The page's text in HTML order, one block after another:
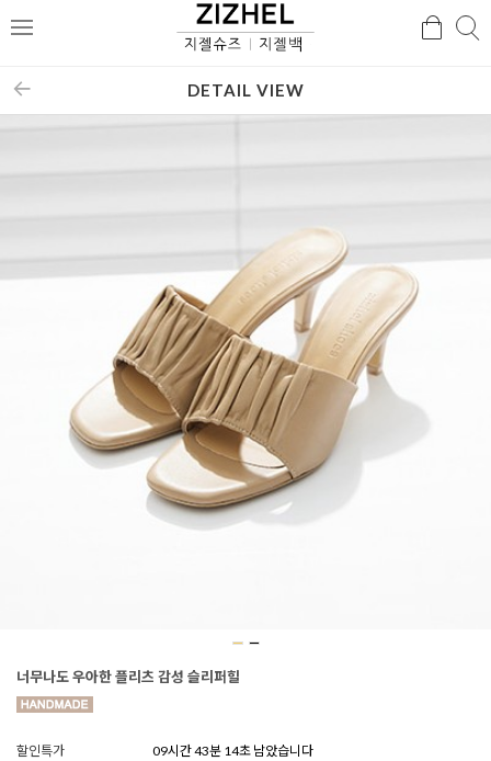
메
검
DETAIL VIEW
너무나도 우아한 플리츠 감성 슬리퍼힐
할인특가
09시간 43분 13초 남았습니다